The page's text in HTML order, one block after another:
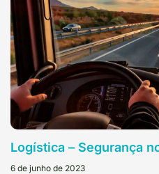
Logística – Segurança
6 de junho de 2023